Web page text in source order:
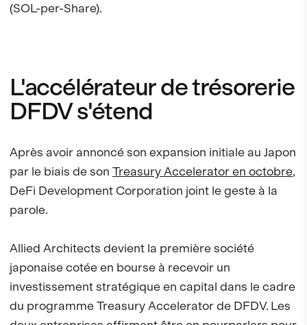
(SOL-per-Share).
L'accélérateur de trésorerie
DFDV s'étend
Après avoir annoncé son expansion initiale au Japon
par le biais de son Treasury Accelerator en octobre,
DeFi Development Corporation joint le geste à la
parole.
Allied Architects devient la première société
japonaise cotée en bourse à recevoir un
investissement stratégique en capital dans le cadre
du programme Treasury Accelerator de DFDV. Les